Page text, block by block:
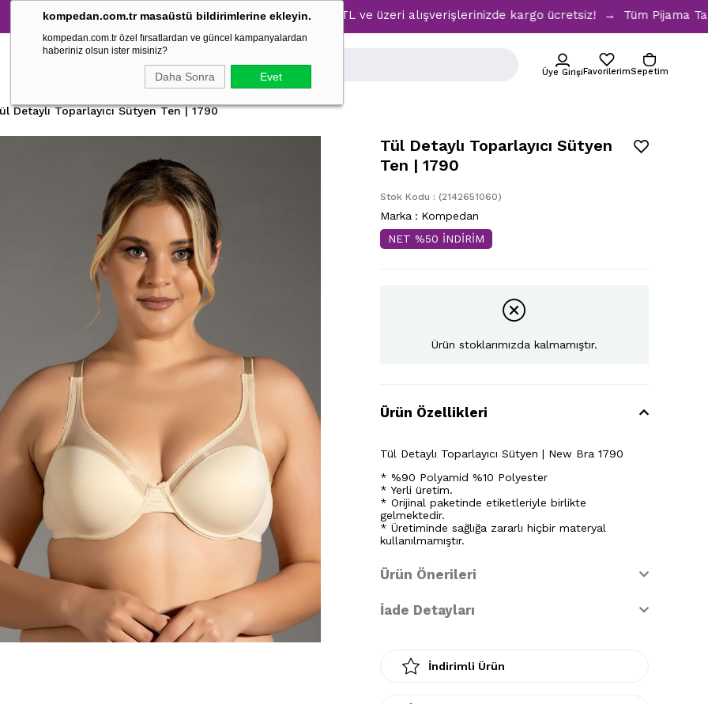
kompedan.com.tr masaüstü bildirimlerine ekleyin.
kompedan.com.tr özel fırsatlardan ve güncel kampanyalardan
haberiniz olsun ister misiniz?
Daha Sonra Evet
Tüm Pijama Takımlarında %30 İndirim → 1500 TL ve üzeri alışverişlerinizde kargo ücretsiz! → Tüm Pijama
Üye GirişiFavorilerimSepetim
Detaylı Toparlayıcı Sütyen Ten | 1790
Tül Detaylı Toparlayıcı Sütyen
Ten | 1790
Stok Kodu (2142651060)
Marka : Kompedan
NET %50 İNDİRİM
Ürün stoklarımızda kalmamıştır.
Ürün Özellikleri
Tül Detaylı Toparlayıcı Sütyen | New Bra 1790
* %90 Polyamid %10 Polyester
* Yerli üretim.
* Orijinal paketinde etiketleriyle birlikte
gelmektedir.
* Üretiminde sağlığa zararlı hiçbir materyal
kullanılmamıştır.
Ürün Önerileri
İade Detayları
İndirimli Ürün